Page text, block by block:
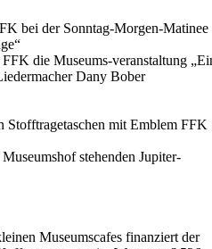
bei der Sonntag-Morgen-Matinee
die Museums-veranstaltung
Dany Bober
mit Emblem FFK
stehenden Jupiter-
Museumscafes finanziert der